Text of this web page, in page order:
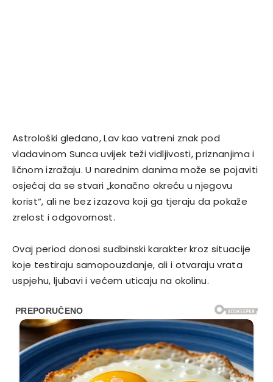
Astrološki gledano, Lav kao vatreni znak pod
vladavinom Sunca uvijek teži vidljivosti, priznanjima i
ličnom izražaju. U narednim danima može se pojaviti
osjećaj da se stvari „konačno okreću u njegovu
korist“, ali ne bez izazova koji ga tjeraju da pokaže
zrelost i odgovornost.
Ovaj period donosi sudbinski karakter kroz situacije
koje testiraju samopouzdanje, ali i otvaraju vrata
uspjehu, ljubavi i većem uticaju na okolinu.